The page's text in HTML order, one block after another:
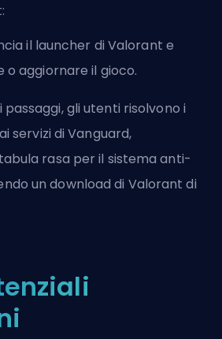
il launcher di Valorant e
aggiornare il gioco.
passaggi, gli utenti risolvono i
servizi di Vanguard,
rasa per il sistema anti-
un download di Valorant di